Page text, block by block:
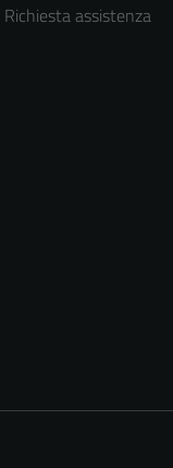
Richiesta assistenza